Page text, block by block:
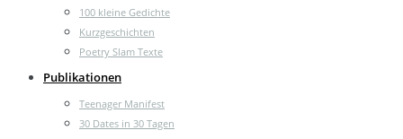
100 kleine Gedichte
Kurzgeschichten
Poetry Slam Texte
Publikationen
Teenager Manifest
30 Dates in 30 Tagen